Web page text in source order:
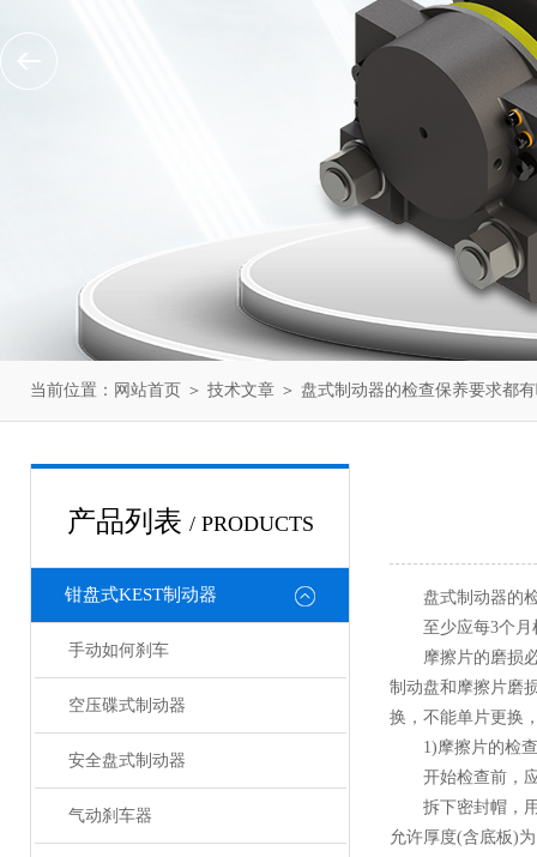
当前位置： 网站首页 ＞ 技术文章 ＞ 盘式制动器的检查保养要求都
产品列表 / PRODUCTS
钳盘式KEST制动器
手动如何刹车
空压碟式制动器
安全盘式制动器
气动刹车器
盘式制动器的检
至少应每3个月检
摩擦片的磨损必
制动盘和摩擦片磨
换，不能单片更换
1)摩擦片的检查
开始检查前，应
拆下密封帽，用
允许厚度(含底板)